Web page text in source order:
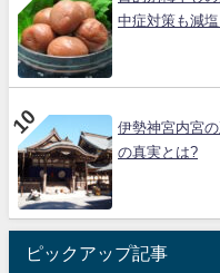
中症対策も減
伊勢神宮内宮
の真実とは?
ピックアップ記事